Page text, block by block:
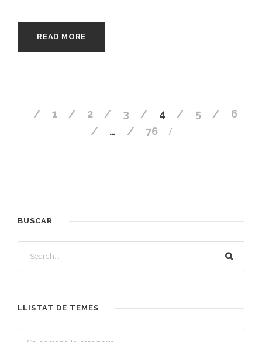
READ MORE
1 2 3 4 5
6
…
76
BUSCAR
LLISTAT DE TEMES